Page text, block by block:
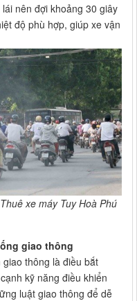
nên đợi khoảng 30 giây
độ phù hợp, giúp xe vận
xe máy Tuy Hoà Phú
giao thông
thông là điều bắt
kỹ năng điều khiển
luật giao thông để dễ